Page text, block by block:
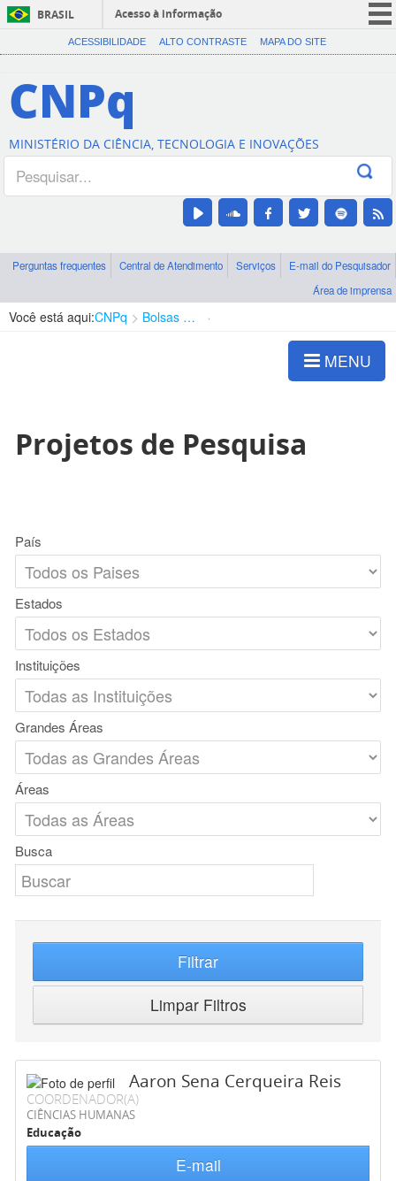
BRASIL
Acesso à informação
CORONAVÍRUS (COVID-19)
Canais
ACESSIBILIDADE ALTO CONTRASTE MAPA DO SITE
CNPq
MINISTÉRIO DA CIÊNCIA, TECNOLOGIA E INOVAÇÕES
Perguntas frequentes Central de Atendimento Serviços
E-mail do Pesquisador
Área de imprensa
Você está aqui:CNPq Bolsas e Auxílios Vigentes
MENU
Projetos de Pesquisa
País
Estados
Instituições
Grandes Áreas
Áreas
Busca
Filtrar
Limpar Filtros
Aaron Sena Cerqueira Reis
COORDENADOR(A)
CIÊNCIAS HUMANAS
Educação
E-mail